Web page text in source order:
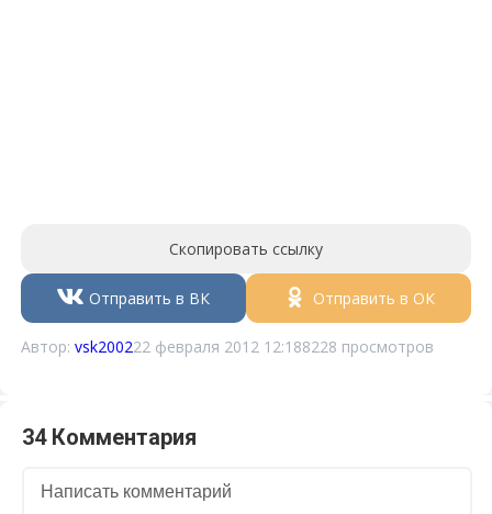
Скопировать ссылку
Отправить в ВК Отправить в ОК
Автор:vsk200222 февраля 2012 12:188228 просмотров
34 Комментария